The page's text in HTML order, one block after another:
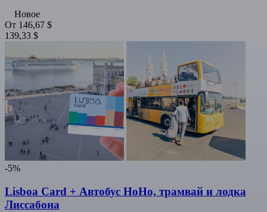
Новое
От 146,67 $
139,33 $
-5%
Lisboa Card + Автобус HoHo, трамвай и лодка
Лиссабона